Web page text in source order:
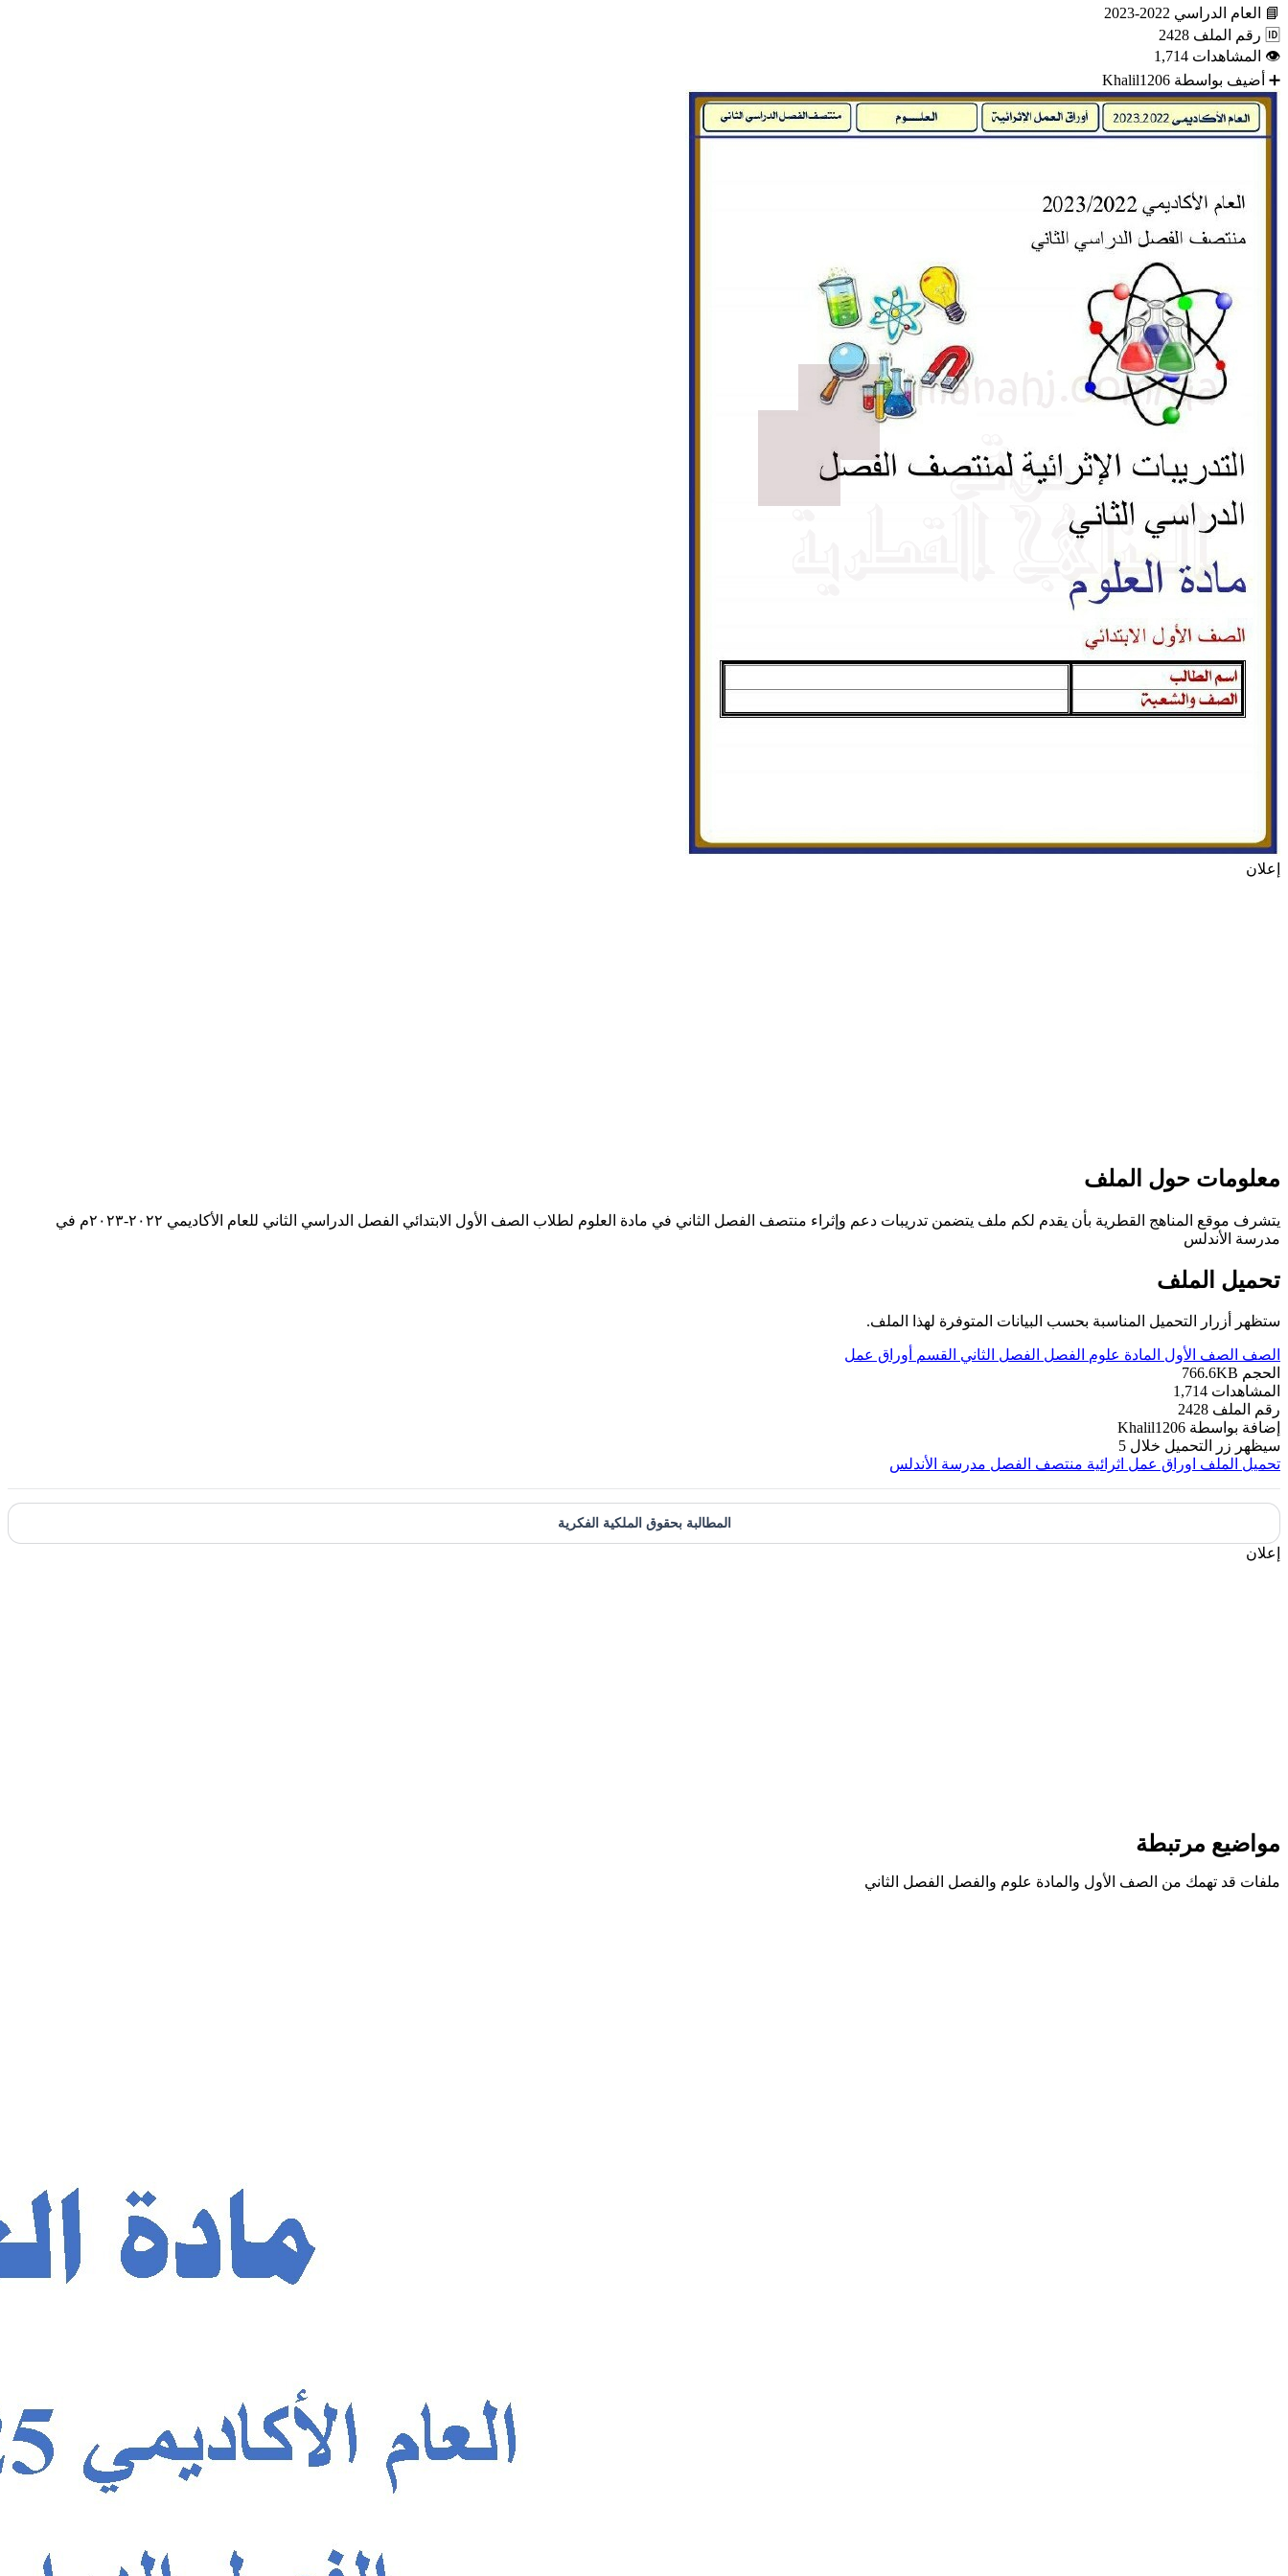
📘 العام الدراسي 2022-2023
🆔 رقم الملف 2428
👁 المشاهدات 1,714
➕ أضيف بواسطة Khalil1206
إعلان
معلومات حول الملف
يتشرف موقع المناهج القطرية بأن يقدم لكم ملف يتضمن تدريبات دعم وإثراء منتصف الفصل الثاني في مادة العلوم لطلاب الصف الأول الابتدائي الفصل الدراسي الثاني للعام الأكاديمي ٢٠٢٢-٢٠٢٣م في
مدرسة الأندلس
تحميل الملف
ستظهر أزرار التحميل المناسبة بحسب البيانات المتوفرة لهذا الملف.
الصف الصف الأول المادة علوم الفصل الفصل الثاني القسم أوراق عمل
الحجم 766.6KB
المشاهدات 1,714
رقم الملف 2428
إضافة بواسطة Khalil1206
سيظهر زر التحميل خلال 5
تحميل الملف اوراق عمل اثرائية منتصف الفصل مدرسة الأندلس
المطالبة بحقوق الملكية الفكرية
إعلان
مواضيع مرتبطة
ملفات قد تهمك من الصف الأول والمادة علوم والفصل الفصل الثاني